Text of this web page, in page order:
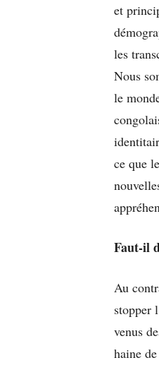
et
les
Nous
le
ce que
Faut-il
Au
stopper
venus
haine